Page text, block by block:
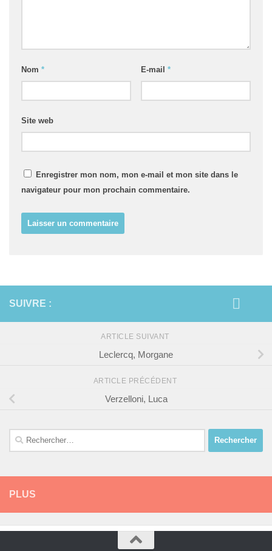
Nom * E-mail *
Site web
Enregistrer mon nom, mon e-mail et mon site dans le
navigateur pour mon prochain commentaire.
SUIVRE :
ARTICLE SUIVANT
Leclercq, Morgane
ARTICLE PRÉCÉDENT
Verzelloni, Luca
Rechercher :
PLUS